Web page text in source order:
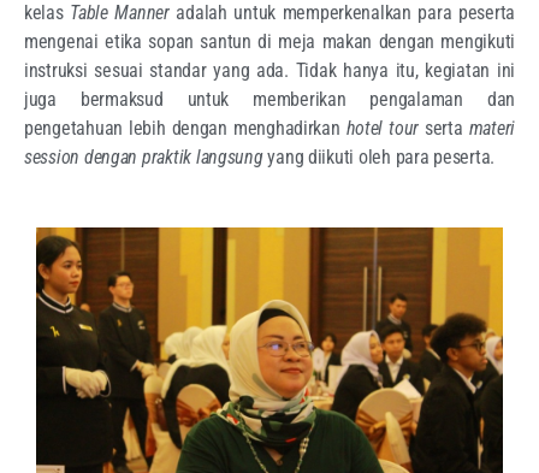
kelas Table Manner adalah untuk memperkenalkan para peserta
mengenai etika sopan santun di meja makan dengan mengikuti
instruksi sesuai standar yang ada. Tidak hanya itu, kegiatan ini
juga bermaksud untuk memberikan pengalaman dan
pengetahuan lebih dengan menghadirkan hotel tour serta materi
session dengan praktik langsungyang diikuti oleh para peserta.